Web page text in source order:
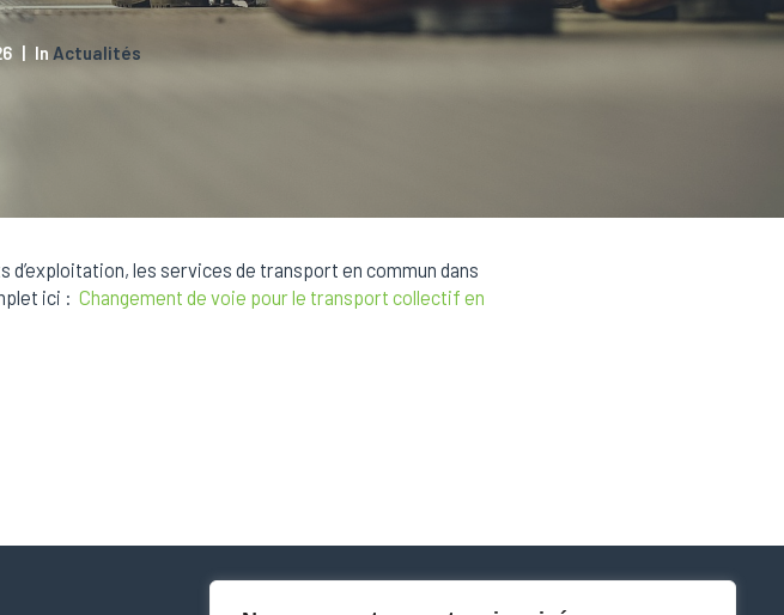
In Actualités
les services de transport en commun dans
ici : Changement de voie pour le transport collectif en